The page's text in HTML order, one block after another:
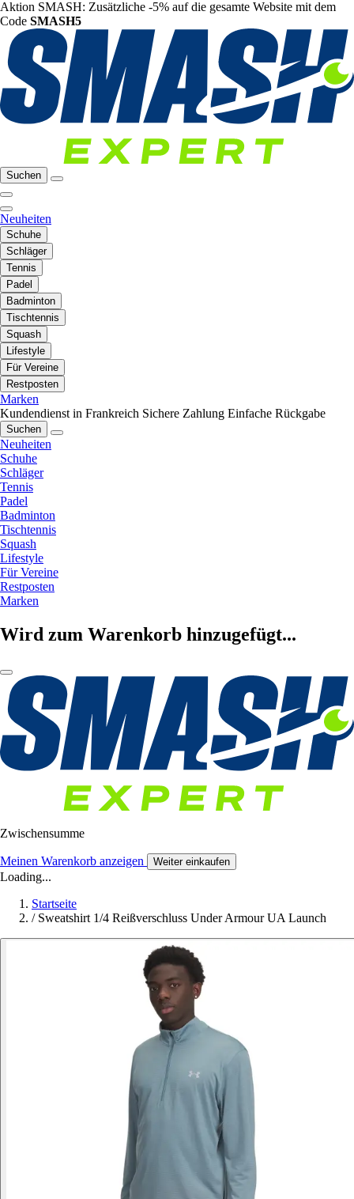
Aktion SMASH: Zusätzliche -5% auf die gesamte Website mit dem
Code SMASH5
Suchen
Neuheiten
Schuhe
Schläger
Tennis
Padel
Badminton
Tischtennis
Squash
Lifestyle
Für Vereine
Restposten
Marken
Kundendienst in Frankreich Sichere Zahlung Einfache Rückgabe
Suchen
Neuheiten
Schuhe
Schläger
Tennis
Padel
Badminton
Tischtennis
Squash
Lifestyle
Für Vereine
Restposten
Marken
Wird zum Warenkorb hinzugefügt...
Zwischensumme
Meinen Warenkorb anzeigen Weiter einkaufen
Loading...
Startseite
/ Sweatshirt 1/4 Reißverschluss Under Armour UA Launch